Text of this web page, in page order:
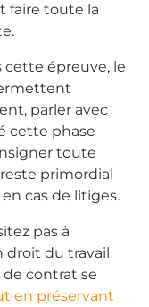
faire toute la
cette épreuve, le
parler avec
cette phase
toute
primordial
cas de litiges.
pas à
droit du travail
contrat se
en préservant